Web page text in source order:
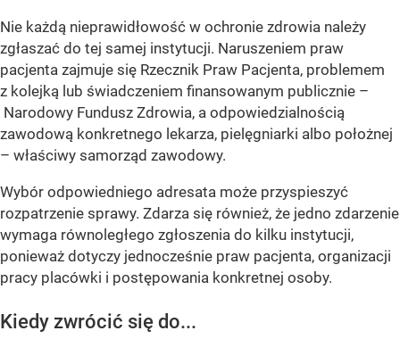
Nie każdą nieprawidłowość w ochronie zdrowia należy
zgłaszać do tej samej instytucji. Naruszeniem praw
pacjenta zajmuje się Rzecznik Praw Pacjenta, problemem
z kolejką lub świadczeniem finansowanym publicznie –
Narodowy Fundusz Zdrowia, a odpowiedzialnością
zawodową konkretnego lekarza, pielęgniarki albo położnej
– właściwy samorząd zawodowy.
Wybór odpowiedniego adresata może przyspieszyć
rozpatrzenie sprawy. Zdarza się również, że jedno zdarzenie
wymaga równoległego zgłoszenia do kilku instytucji,
ponieważ dotyczy jednocześnie praw pacjenta, organizacji
pracy placówki i postępowania konkretnej osoby.
Kiedy zwrócić się do...